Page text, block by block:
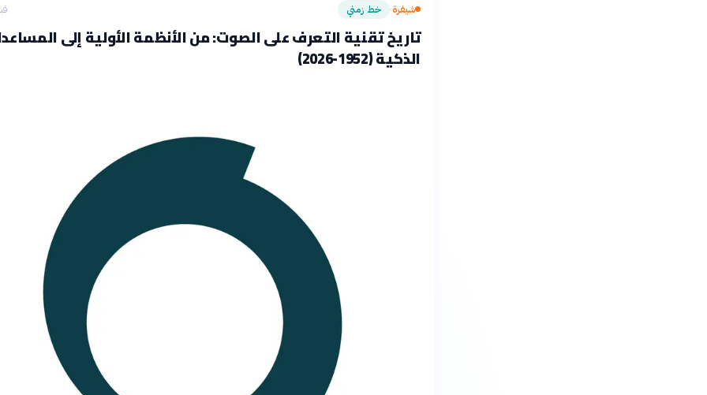
شيفرة› خط زمني قبل
تاريخ تقنية التعرف على الصوت: من الأنظمة الأولية إلى
الذكية (1952-2026)